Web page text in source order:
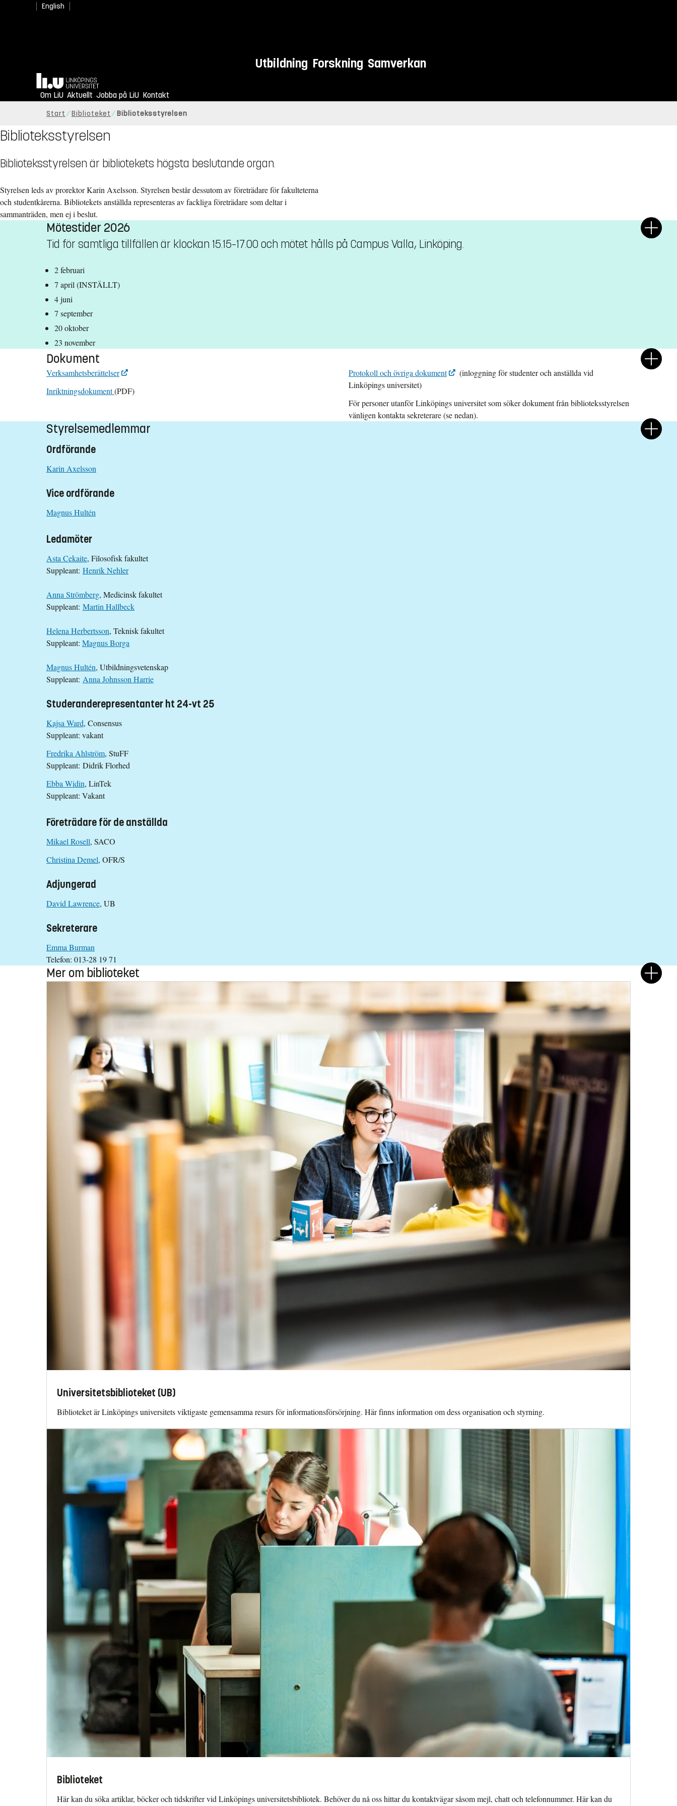
English
Utbildning Forskning Samverkan
Hem
Om LiU Aktuellt Jobba på LiU Kontakt
Start Biblioteket Biblioteksstyrelsen
Biblioteksstyrelsen
Biblioteksstyrelsen är bibliotekets högsta beslutande organ.
Styrelsen leds av prorektor Karin Axelsson. Styrelsen består dessutom av företrädare för fakulteterna
och studentkårerna. Bibliotekets anställda representeras av fackliga företrädare som deltar i
sammanträden, men ej i beslut.
Mötestider 2026
Tid för samtliga tillfällen är klockan 15.15–17.00 och mötet hålls på Campus Valla, Linköping.
2 februari
7 april (INSTÄLLT)
4 juni
7 september
20 oktober
23 november
Dokument
Verksamhetsberättelser
Inriktningsdokument(PDF)
Protokoll och övriga dokument
(inloggning för studenter och anställda vid
Linköpings universitet)
För personer utanför Linköpings universitet som söker dokument från biblioteksstyrelsen
vänligen kontakta sekreterare (se nedan).
Styrelsemedlemmar
Ordförande
Karin Axelsson
Vice ordförande
Magnus Hultén
Ledamöter
Asta Cekaite, Filosofisk fakultet
Suppleant: Henrik Nehler
Anna Strömberg, Medicinsk fakultet
Suppleant: Martin Hallbeck
Helena Herbertsson, Teknisk fakultet
Suppleant: Magnus Borga
Magnus Hultén, Utbildningsvetenskap
Suppleant: Anna Johnsson Harrie
Studeranderepresentanter ht 24-vt 25
Kajsa Ward, Consensus
Suppleant: vakant
Fredrika Ahlström, StuFF
Suppleant: Didrik Florhed
Ebba Widin, LinTek
Suppleant: Vakant
Företrädare för de anställda
Mikael Rosell, SACO
Christina Demel, OFR/S
Adjungerad
David Lawrence, UB
Sekreterare
Emma Burman
Telefon: 013-28 19 71
Mer om biblioteket
Universitetsbiblioteket (UB)
Biblioteket är Linköpings universitets viktigaste gemensamma resurs för informationsförsörjning. Här finns information om dess organisation och styrning.
Biblioteket
Här kan du söka artiklar, böcker och tidskrifter vid Linköpings universitetsbibliotek. Behöver du nå oss hittar du kontaktvägar såsom mejl, chatt och telefonnummer. Här kan du